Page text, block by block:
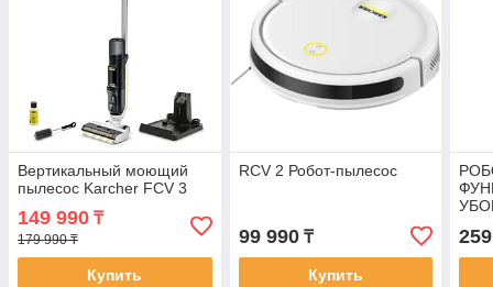
Вертикальный моющий
пылесос Karcher FCV 3
149 990 ₸
179 990 ₸
Купить
RCV 2 Робот-пылесос
99 990₸
Купить